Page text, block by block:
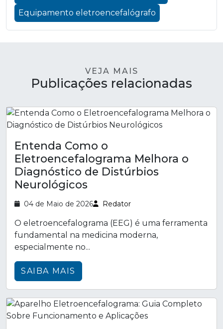
Equipamento eletroencefalógrafo
VEJA MAIS
Publicações relacionadas
Entenda Como o
Eletroencefalograma Melhora o
Diagnóstico de Distúrbios
Neurológicos
04 de Maio de 2026 Redator
O eletroencefalograma (EEG) é uma ferramenta
fundamental na medicina moderna,
especialmente no...
SAIBA MAIS